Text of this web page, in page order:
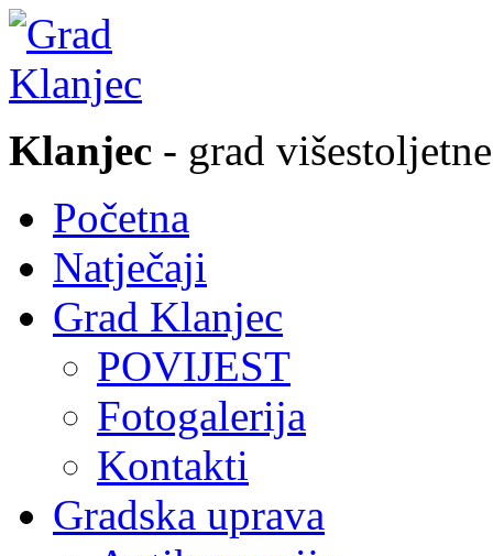
Klanjec - grad
Početna
Natječaji
Grad Klanjec
POVIJEST
Fotogalerija
Kontakti
Gradska uprava